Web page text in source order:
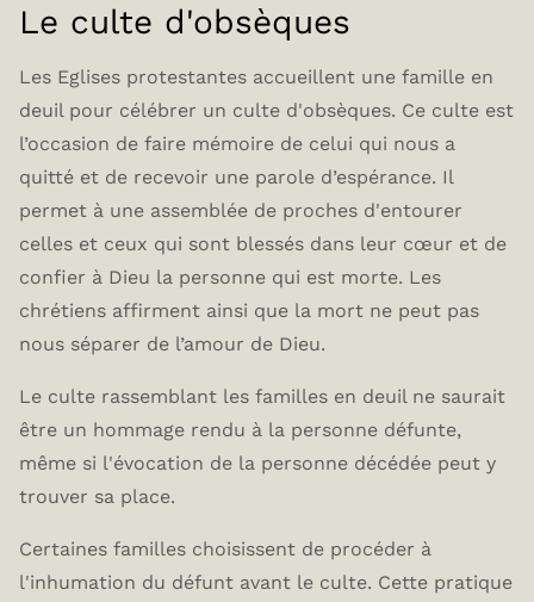
Le culte d'obsèques
Les Eglises protestantes accueillent une famille en
deuil pour célébrer un culte d'obsèques. Ce culte est
l’occasion de faire mémoire de celui qui nous a
quitté et de recevoir une parole d’espérance. Il
permet à une assemblée de proches d'entourer
celles et ceux qui sont blessés dans leur cœur et de
confier à Dieu la personne qui est morte. Les
chrétiens affirment ainsi que la mort ne peut pas
nous séparer de l’amour de Dieu.
Le culte rassemblant les familles en deuil ne saurait
être un hommage rendu à la personne défunte,
même si l'évocation de la personne décédée peut y
trouver sa place.
Certaines familles choisissent de procéder à
l'inhumation du défunt avant le culte. Cette pratique